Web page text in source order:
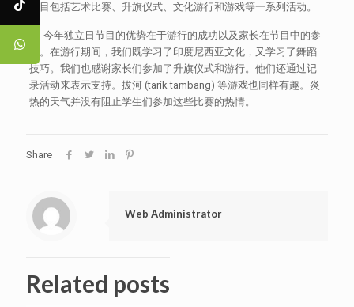
节目包括艺术比赛、升旗仪式、文化游行和游戏等一系列活动。
今年独立日节目的优势在于游行的成功以及家长在节目中的参
与。在游行期间，我们既学习了印度尼西亚文化，又学习了舞蹈
技巧。我们也感谢家长们参加了升旗仪式和游行。他们还通过记
录活动来表示支持。拔河 (tarik tambang) 等游戏也同样有趣。炎
热的天气并没有阻止学生们参加这些比赛的热情。
Share
Web Administrator
Related posts